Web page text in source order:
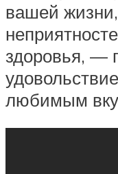
вашей
здоровья, —
любимым